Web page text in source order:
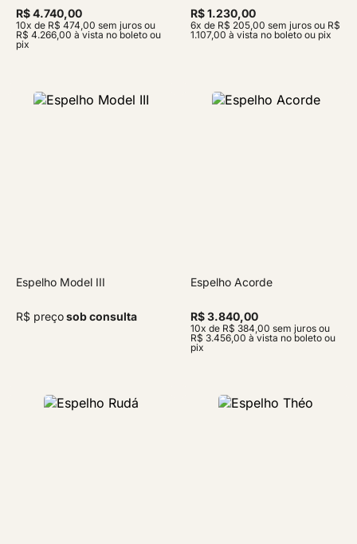
R$ 4.740,00
10x de R$ 474,00 sem juros ou
R$ 4.266,00 à vista no boleto ou
pix
R$ 1.230,00
6x de R$ 205,00 sem juros ou R$
1.107,00 à vista no boleto ou pix
Espelho Model III
R$ preçosob consulta
Espelho Acorde
R$ 3.840,00
10x de R$ 384,00 sem juros ou
R$ 3.456,00 à vista no boleto ou
pix